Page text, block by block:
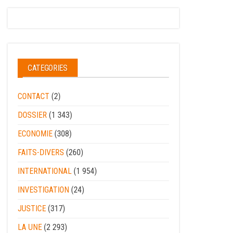
CATEGORIES
CONTACT (2)
DOSSIER (1 343)
ECONOMIE (308)
FAITS-DIVERS (260)
INTERNATIONAL (1 954)
INVESTIGATION (24)
JUSTICE (317)
LA UNE (2 293)